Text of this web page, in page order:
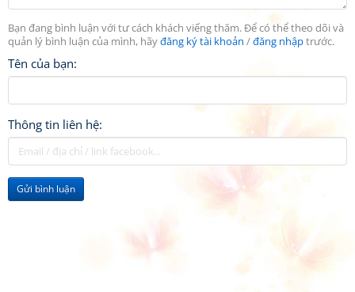
Bạn đang bình luận với tư cách khách viếng thăm. Để có thể theo dõi và
quản lý bình luận của mình, hãyđăng ký tài khoản /đăng nhậptrước.
Tên của bạn:
Thông tin liên hệ:
Gửi bình luận